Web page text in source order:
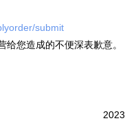
submit
您造成的不便深表歉意。